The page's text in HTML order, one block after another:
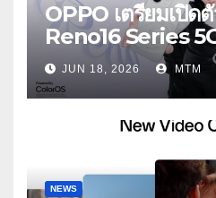
OPPO เตรียมเปิด
Reno16 Series
ประกาศ
ฐานะ Reno Girls
ประสบการณ์ถ่ายภ
อัปเกรดไปอีกขั้น กั
JUN 18, 2026 MTM
NEWS